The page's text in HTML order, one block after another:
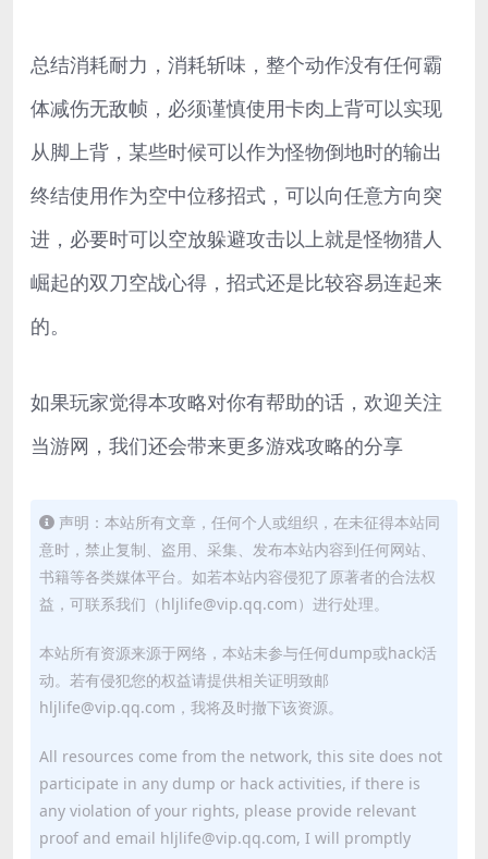
总结消耗耐力，消耗斩味，整个动作没有任何霸
体减伤无敌帧，必须谨慎使用卡肉上背可以实现
从脚上背，某些时候可以作为怪物倒地时的输出
终结使用作为空中位移招式，可以向任意方向突
进，必要时可以空放躲避攻击以上就是怪物猎人
崛起的双刀空战心得，招式还是比较容易连起来
的。
如果玩家觉得本攻略对你有帮助的话，欢迎关注
当游网，我们还会带来更多游戏攻略的分享
声明：本站所有文章，任何个人或组织，在未征得本站同
意时，禁止复制、盗用、采集、发布本站内容到任何网站、
书籍等各类媒体平台。如若本站内容侵犯了原著者的合法权
益，可联系我们（hljlife@vip.qq.com）进行处理。
本站所有资源来源于网络，本站未参与任何dump或hack活
动。若有侵犯您的权益请提供相关证明致邮
hljlife@vip.qq.com，我将及时撤下该资源。
All resources come from the network, this site does not
participate in any dump or hack activities, if there is
any violation of your rights, please provide relevant
proof and email hljlife@vip.qq.com, I will promptly